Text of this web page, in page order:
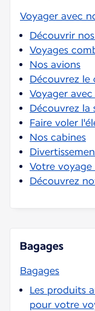
Voyager avec
Découvrir
Voyages
Nos avions
Découvrez
Voyager
Découvrez la
Faire voler
Nos cabines
Votre
Découvrez
Bagages
Bagages
Les produits
pour votre